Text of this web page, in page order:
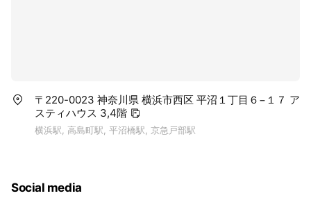
〒220-0023 神奈川県 横浜市西区 平沼１丁目６−１７ ア
スティハウス 3,4階
横浜駅, 高島町駅, 平沼橋駅, 京急戸部駅
Social media